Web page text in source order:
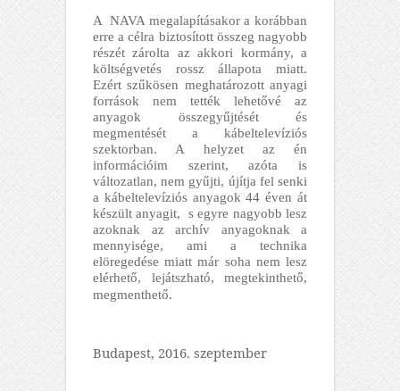
A NAVA megalapításakor a korábban
erre a célra biztosított összeg nagyobb
részét zárolta az akkori kormány, a
költségvetés rossz állapota miatt.
Ezért szűkösen meghatározott anyagi
források nem tették lehetővé az
anyagok összegyűjtését és
megmentését a kábeltelevíziós
szektorban. A helyzet az én
információim szerint, azóta is
változatlan, nem gyűjti, újítja fel senki
a kábeltelevíziós anyagok 44 éven át
készült anyagit, s egyre nagyobb lesz
azoknak az archív anyagoknak a
mennyisége, ami a technika
elöregedése miatt már soha nem lesz
elérhető, lejátszható, megtekinthető,
megmenthető.
Budapest, 2016. szeptember